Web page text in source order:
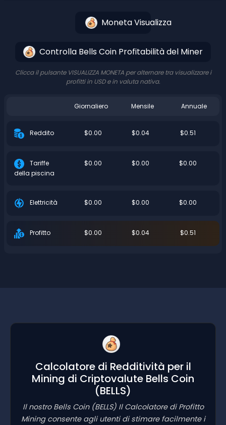
Moneta Visualizza
Controlla Bells Coin Profitabilità del Miner
Clicca il pulsante VISUALIZZA MONETA per alternare tra visualizzare i
profitti in USD e in valuta nativa.
Giornaliero Mensile Annuale
Reddito $0.00 $0.04 $0.51
Tariffe
della piscina
$0.00 $0.00 $0.00
Elettricità $0.00 $0.00 $0.00
Profitto $0.00 $0.04 $0.51
Calcolatore di Redditività per il
Mining di Criptovalute Bells Coin
(BELLS)
Il nostro Bells Coin (BELLS)Il Calcolatore di Profitto
Mining consente agli utenti di stimare facilmente i